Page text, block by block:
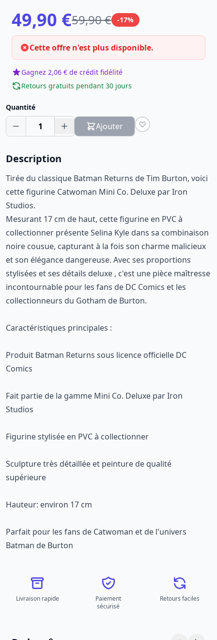
49,90 €59,90 € -17%
Cette offre n'est plus disponible.
Gagnez 2,06 € de crédit fidélité
Retours gratuits pendant 30 jours
Quantité
1 Ajouter
Description
Tirée du classique Batman Returns de Tim Burton, voici
cette figurine Catwoman Mini Co. Deluxe par Iron
Studios.
Mesurant 17 cm de haut, cette figurine en PVC à
collectionner présente Selina Kyle dans sa combinaison
noire cousue, capturant à la fois son charme malicieux
et son élégance dangereuse. Avec ses proportions
stylisées et ses détails deluxe , c'est une pièce maîtresse
incontournable pour les fans de DC Comics et les
collectionneurs du Gotham de Burton.
Caractéristiques principales :
Produit Batman Returns sous licence officielle DC
Comics
Fait partie de la gamme Mini Co. Deluxe par Iron
Studios
Figurine stylisée en PVC à collectionner
Sculpture très détaillée et peinture de qualité
supérieure
Hauteur: environ 17 cm
Parfait pour les fans de Catwoman et de l'univers
Batman de Burton
Livraison rapide
Paiement
sécurisé
Retours faciles